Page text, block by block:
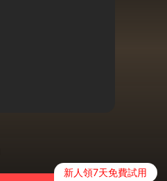
新人領7天免費試用